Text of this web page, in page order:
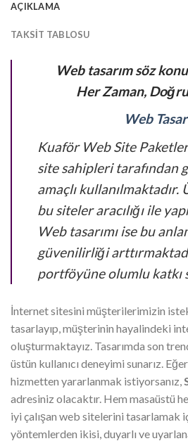
AÇIKLAMA
TAKSIT TABLOSU
Web tasarım söz
Her Zaman,
Web
Kuaför Web Site
site sahipleri tarafından
amaçlı kullanılmaktadır.
bu siteler aracılığı ile
Web tasarımı ise bu
güvenilirliği
portföyüne olumlu katkı
İnternet sitesini müşterilerimizin
tasarlayıp, müşterinin hayalindeki
oluşturmaktayız. Tasarımda son
üstün kullanıcı deneyimi sunarız.
hizmetten yararlanmak istiyorsanız,
adresiniz olacaktır. Hem masaüstü
iyi çalışan web sitelerini tasarlamak
yöntemlerden ikisi, duyarlı ve